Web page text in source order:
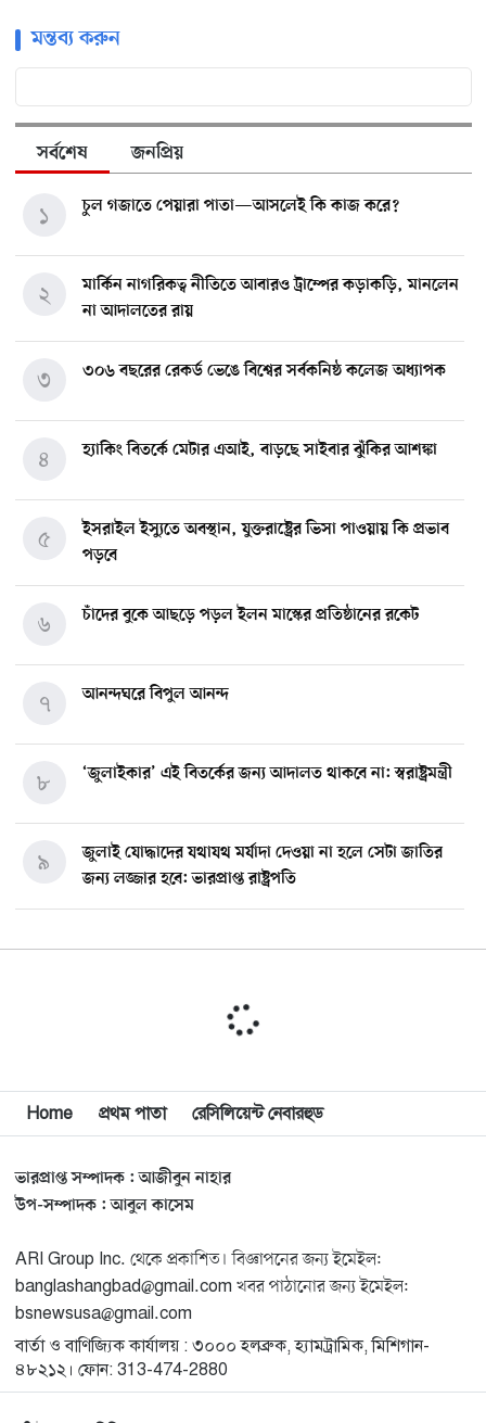
মন্তব্য করুন
সর্বশেষ জনপ্রিয়
চুল গজাতে পেয়ারা পাতা—আসলেই কি কাজ করে?
১
মার্কিন নাগরিকত্ব নীতিতে আবারও ট্রাম্পের কড়াকড়ি, মানলেন
না আদালতের রায়
২
৩০৬ বছরের রেকর্ড ভেঙে বিশ্বের সর্বকনিষ্ঠ কলেজ অধ্যাপক
৩
হ্যাকিং বিতর্কে মেটার এআই, বাড়ছে সাইবার ঝুঁকির আশঙ্কা
৪
ইসরাইল ইস্যুতে অবস্থান, যুক্তরাষ্ট্রের ভিসা পাওয়ায় কি প্রভাব
পড়বে
৫
চাঁদের বুকে আছড়ে পড়ল ইলন মাস্কের প্রতিষ্ঠানের রকেট
৬
আনন্দঘরে বিপুল আনন্দ
৭
‘জুলাইকার’ এই বিতর্কের জন্য আদালত থাকবে না: স্বরাষ্ট্রমন্ত্রী
৮
জুলাই যোদ্ধাদের যথাযথ মর্যাদা দেওয়া না হলে সেটা জাতির
জন্য লজ্জার হবে: ভারপ্রাপ্ত রাষ্ট্রপতি
৯
১০
মিশিগানে দক্ষিণ সুরমা ওয়েলফেয়ার অ্যাসোসিয়েশনের
বিশ্বজুড়ে কূটনৈতিক পুনর্বিন্যাস, ৫ অঞ্চলে মিশন বন্ধ করছে
যুক্তরাষ্ট্র
১২
মিশিগানে ফ্রেন্ডস এন্ড ফ্যামিলির বনভোজনে প্রাণের উচ্ছ্বাস
১৩
মিশিগানে ডেমোক্র্যাটদের প্রাইমারিতে আল-সাইয়েদকে হারাতে
কেন এত মরিয়া ইসারায়েলি লবি এআইপ্যাক
১৪
মুনা দাওয়াহ কনফারেন্স ২০২৬ সম্পর্কে প্রেস ব্রিফিং
১৫
Home প্রথম পাতা রেসিলিয়েন্ট নেবারহুড
ভারপ্রাপ্ত সম্পাদক : আজীবুন নাহার
উপ-সম্পাদক : আবুল কাসেম
ARI Group Inc. থেকে প্রকাশিত। বিজ্ঞাপনের জন্য ইমেইল:
banglashangbad@gmail.com খবর পাঠানোর জন্য ইমেইল:
bsnewsusa@gmail.com
বার্তা ও বাণিজ্যিক কার্যালয় : ৩০০০ হলব্রুক, হ্যামট্রামিক, মিশিগান-
৪৮২১২। ফোন: 313-474-2880